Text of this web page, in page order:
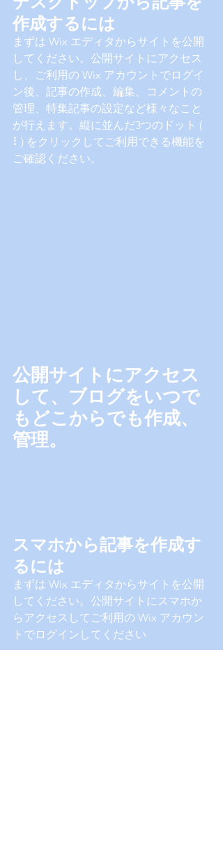
作成するには
まずは Wix エディタからサイトを公開
してください。公開サイトにアクセス
し、ご利用の Wix アカウントでログイ
ン後、記事の作成、編集、コメントの
管理、特集記事の設定など様々なこと
が行えます。縦に並んだ3つのドット (
⠇) をクリックしてご利用できる機能を
ご確認ください。
公開サイトにアクセス
して、ブログをいつで
もどこからでも作成、
管理。
スマホから記事を作成す
るには
まずは Wix エディタからサイトを公開
してください。公開サイトにスマホか
らアクセスしてご利用の Wix アカウン
トでログインしてください